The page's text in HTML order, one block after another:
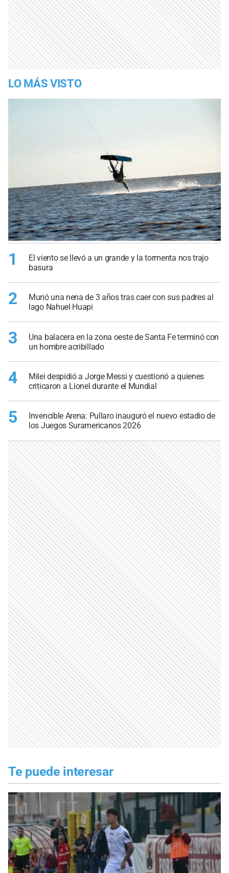
LO MÁS VISTO
1
El viento se llevó a un grande y la tormenta nos trajo
basura
2
Murió una nena de 3 años tras caer con sus padres al
lago Nahuel Huapi
3
Una balacera en la zona oeste de Santa Fe terminó con
un hombre acribillado
4
Milei despidió a Jorge Messi y cuestionó a quienes
criticaron a Lionel durante el Mundial
5
Invencible Arena: Pullaro inauguró el nuevo estadio de
los Juegos Suramericanos 2026
Te puede interesar